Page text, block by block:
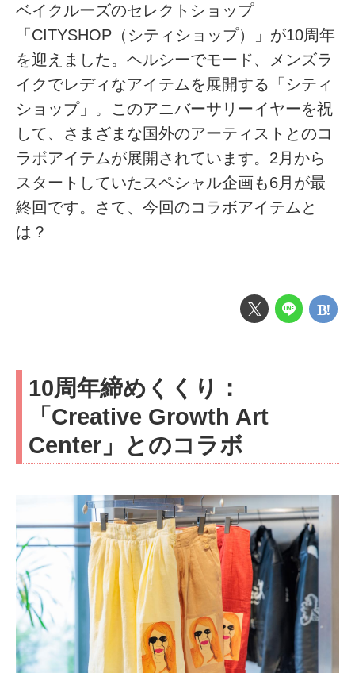
ベイクルーズのセレクトショップ
「CITYSHOP（シティショップ）」が10周年
を迎えました。ヘルシーでモード、メンズラ
イクでレディなアイテムを展開する「シティ
ショップ」。このアニバーサリーイヤーを祝
して、さまざまな国外のアーティストとのコ
ラボアイテムが展開されています。2月から
スタートしていたスペシャル企画も6月が最
終回です。さて、今回のコラボアイテムと
は？
10周年締めくくり：
「Creative Growth Art
Center」とのコラボ